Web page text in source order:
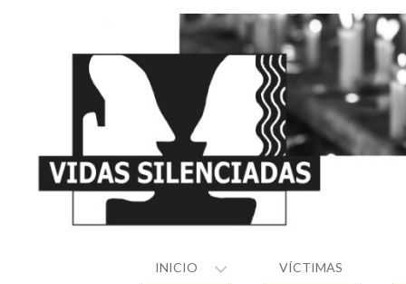
INICIO VÍCTIMAS